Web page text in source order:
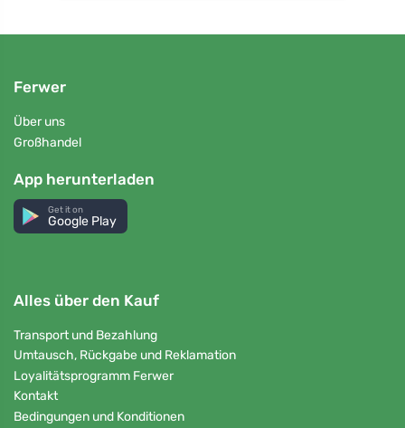
Ferwer
Über uns
Großhandel
App herunterladen
Get it on
Google Play
Alles über den Kauf
Transport und Bezahlung
Umtausch, Rückgabe und Reklamation
Loyalitätsprogramm Ferwer
Kontakt
Bedingungen und Konditionen